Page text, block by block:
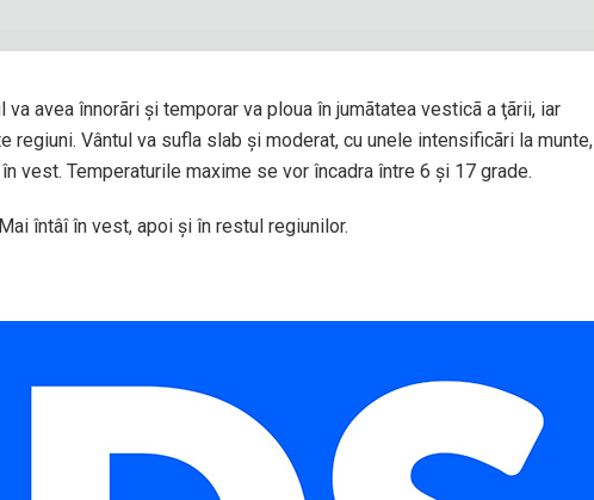
avea înnorãri şi temporar va ploua în jumãtatea vesticã a ţãrii, iar
regiuni. Vântul va sufla slab şi moderat, cu unele intensificãri la munte,
vest. Temperaturile maxime se vor încadra între 6 şi 17 grade.
întâî în vest, apoi şi în restul regiunilor.